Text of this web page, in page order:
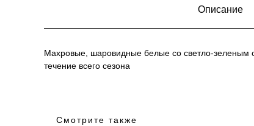
Описание
Махровые, шаровидные белые со светло-зеленым
течение всего сезона
Смотрите также